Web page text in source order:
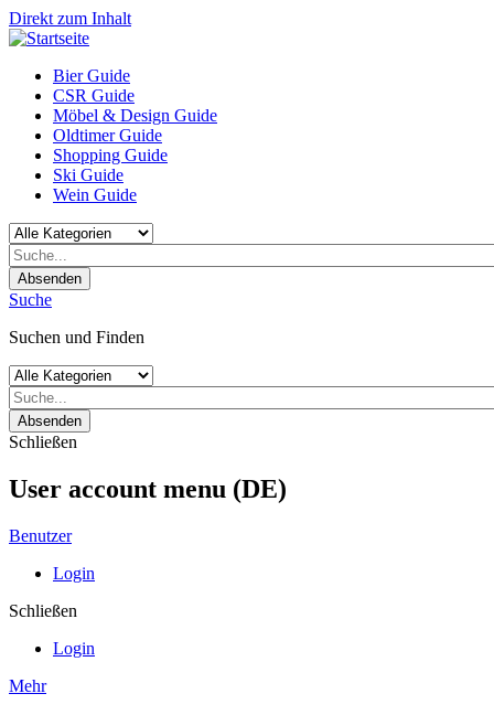
Direkt zum Inhalt
Bier Guide
CSR Guide
Möbel & Design Guide
Oldtimer Guide
Shopping Guide
Ski Guide
Wein Guide
Absenden
Suche
Suchen und Finden
Absenden
Schließen
User account menu (DE)
Benutzer
Login
Schließen
Login
Mehr